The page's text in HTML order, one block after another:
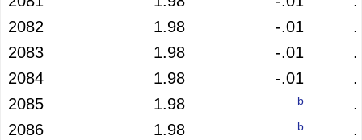
2082
1.98 -.01
2083
1.98 -.01
2084
1.98 -.01
2085
1.98 b
2086
1.98 b